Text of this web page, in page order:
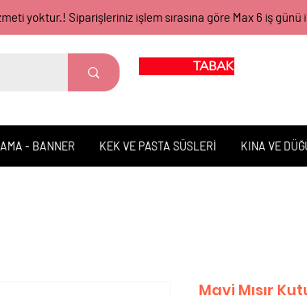
yoktur.! Siparişleriniz işlem sırasına göre Max 6 iş
TABAK BARDAK
- BANNER KEK VE PASTA SÜSLERİ KINA VE
Mavi Mısır